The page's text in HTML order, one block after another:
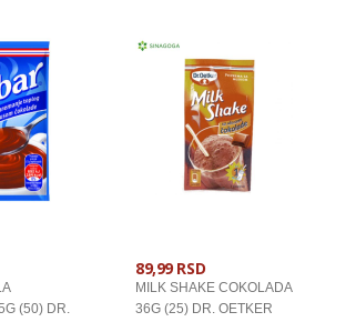
(50) DR.
89,99 RSD
MILK SHAKE COKOLADA
36G (25) DR. OETKER